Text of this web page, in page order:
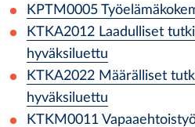
KPTM0005
KTKA2012 Laadulliset
hyväksiluettu
KTKA2022 Määrälliset
hyväksiluettu
KTKM0011